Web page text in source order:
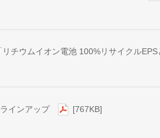
チウムイオン電池 100%リサイクル
インアップ [767KB]